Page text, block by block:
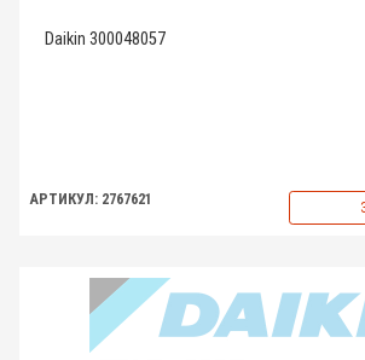
Daikin 300048057
АРТИКУЛ: 2767621